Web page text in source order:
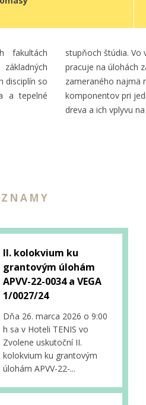
fakultách
disciplín so
a tepelné
stupňoch štúdia. Vo
pracuje na úlohách
zameraného najmä
komponentov pri
dreva a ich vplyvu
II. kolokvium ku
grantovým úlohám
APVV-22-0034 a VEGA
1/0027/24
Dňa 26. marca 2026 o 9:00
h sa v Hoteli TENIS vo
Zvolene uskutoční II.
kolokvium ku grantovým
úlohám APVV-22-...